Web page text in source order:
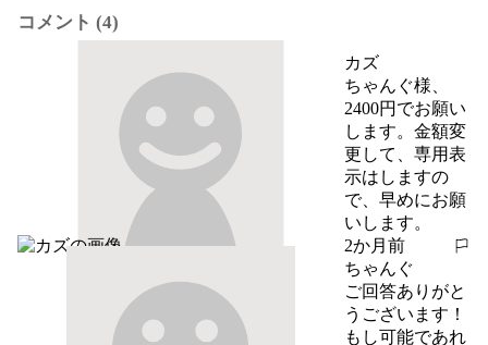
コメント (4)
カズ
ちゃんぐ様、
2400円でお願い
します。金額変
更して、専用表
示はしますの
で、早めにお願
いします。
2か月前
報告する
ちゃんぐ
ご回答ありがと
うございます！
もし可能であれ